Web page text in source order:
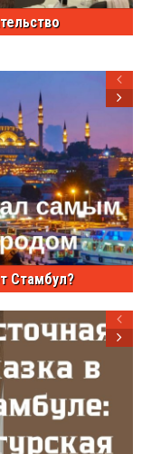
Стамбул?